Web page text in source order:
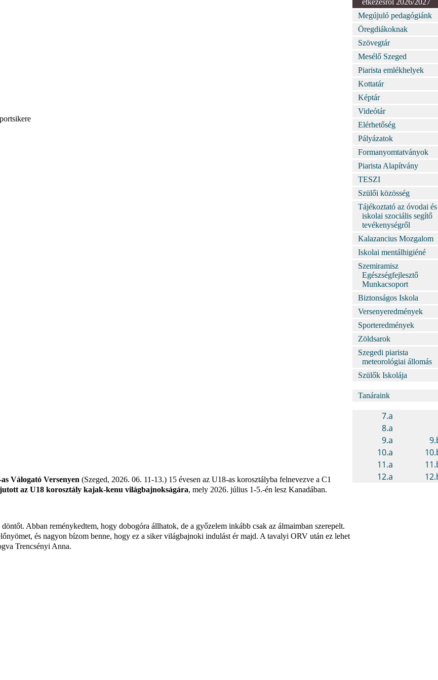
Válogató Versenyen (Szeged, 2026. 06. 11-13.) 15 évesen az U18-as korosztályba felnevezve a C1
az U18 korosztály kajak-kenu világbajnokságára, mely 2026. július 1-5.-én lesz Kanadában.
Abban reménykedtem, hogy dobogóra állhatok, de a győzelem inkább csak az álmaimban szerepelt.
és nagyon bízom benne, hogy ez a siker világbajnoki indulást ér majd. A tavalyi ORV után ez lehet
Trencsényi Anna.
étkezésről 2026/2027
Megújuló pedagógiánk
Öregdiákoknak
Szövegtár
Mesélő Szeged
Piarista emlékhelyek
Kottatár
Képtár
Videótár
Elérhetőség
Pályázatok
Formanyomtatványok
Piarista Alapítvány
TESZI
Szülői közösség
Tájékoztató az óvodai és
iskolai szociális segítő
tevékenységről
Kalazancius Mozgalom
Iskolai mentálhigiéné
Szemiramisz
Egészségfejlesztő
Munkacsoport
Biztonságos Iskola
Versenyeredmények
Sporteredmények
Zöldsarok
Szegedi piarista
meteorológiai állomás
Szülők Iskolája
Tanáraink